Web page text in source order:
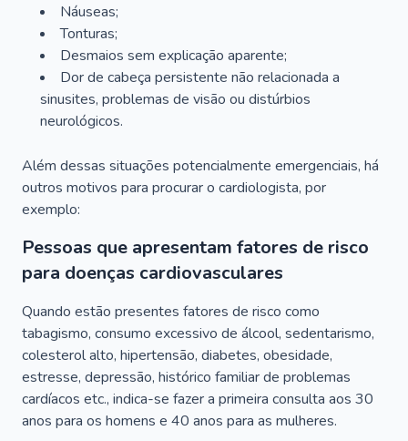
Náuseas;
Tonturas;
Desmaios sem explicação aparente;
Dor de cabeça persistente não relacionada a
sinusites, problemas de visão ou distúrbios
neurológicos.
Além dessas situações potencialmente emergenciais, há
outros motivos para procurar o cardiologista, por
exemplo:
Pessoas que apresentam fatores de risco
para doenças cardiovasculares
Quando estão presentes fatores de risco como
tabagismo, consumo excessivo de álcool, sedentarismo,
colesterol alto, hipertensão, diabetes, obesidade,
estresse, depressão, histórico familiar de problemas
cardíacos etc., indica-se fazer a primeira consulta aos 30
anos para os homens e 40 anos para as mulheres.